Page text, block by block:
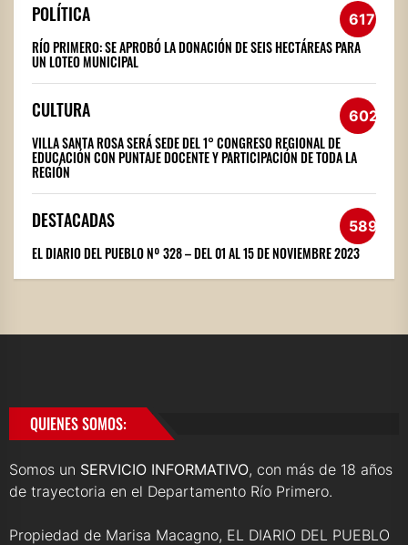
POLÍTICA 617
RÍO PRIMERO: SE APROBÓ LA DONACIÓN DE SEIS HECTÁREAS PARA
UN LOTEO MUNICIPAL
CULTURA 602
VILLA SANTA ROSA SERÁ SEDE DEL 1° CONGRESO REGIONAL DE
EDUCACIÓN CON PUNTAJE DOCENTE Y PARTICIPACIÓN DE TODA LA
REGIÓN
DESTACADAS 589
EL DIARIO DEL PUEBLO Nº 328 – DEL 01 AL 15 DE NOVIEMBRE 2023
QUIENES SOMOS:
Somos un SERVICIO INFORMATIVO, con más de 18 años
de trayectoria en el Departamento Río Primero.
Propiedad de Marisa Macagno, EL DIARIO DEL PUEBLO